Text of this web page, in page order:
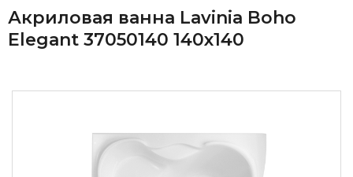
Акриловая ванна Lavinia Boho
Elegant 37050140 140x140